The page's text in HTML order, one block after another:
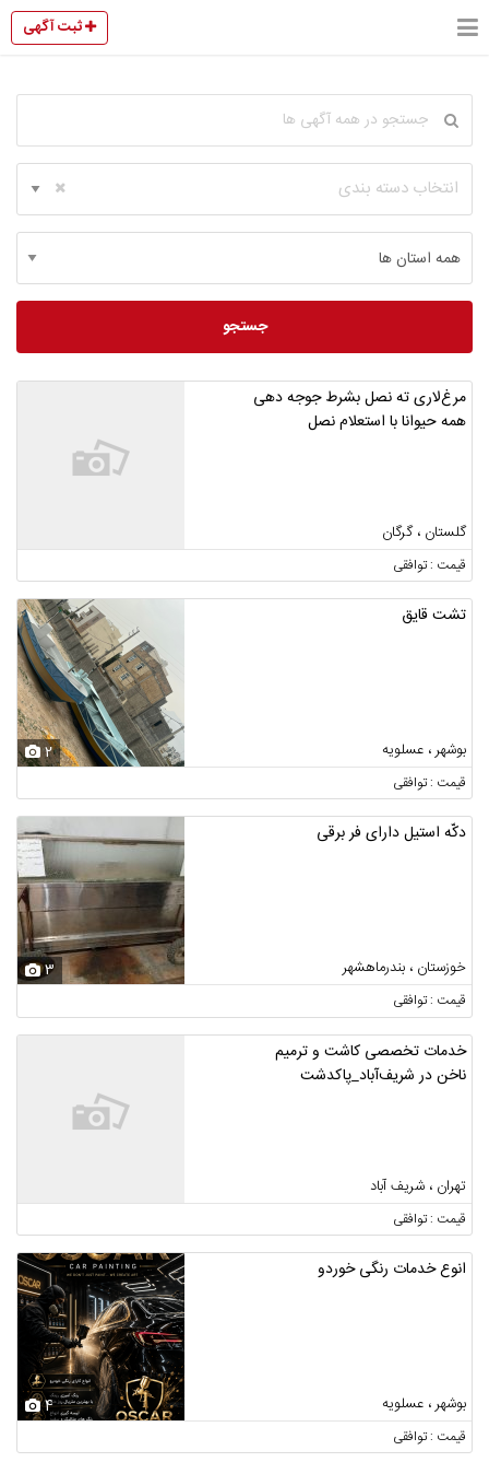
ثبت آگهی
انتخاب دسته بندی
جستجو
مرغ‌لاری ته نصل بشرط جوجه دهی
همه حیوانا با استعلام نصل
گلستان ، گرگان
قیمت : توافقی
تشت قایق
بوشهر ، عسلویه 2
قیمت : توافقی
دکّه استیل دارای فر برقی
خوزستان ، بندرماهشهر 3
قیمت : توافقی
خدمات تخصصی کاشت و ترمیم
ناخن در شریف‌آباد_پاکدشت
تهران ، شریف آباد
قیمت : توافقی
انوع خدمات رنگی خوردو
بوشهر ، عسلویه 4
قیمت : توافقی